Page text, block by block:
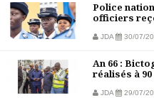
Police
officiers
JDA 30/07/
An 66 :
réalisés à
JDA 29/07/